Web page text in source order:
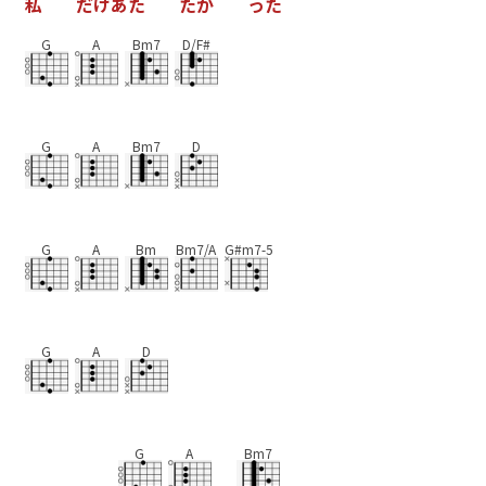
G A Bm7 D/F#
G A Bm7 D
G A Bm Bm7/A G#m7-5
G A D
G A Bm7